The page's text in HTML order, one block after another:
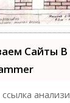
Сайты